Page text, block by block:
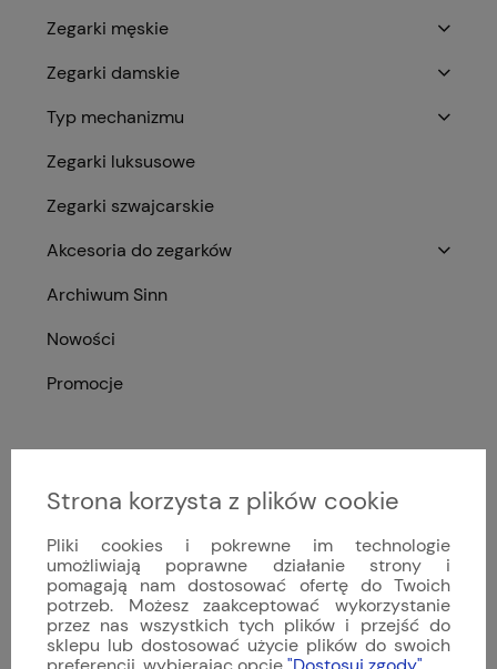
Zegarki męskie
Zegarki damskie
Typ mechanizmu
Zegarki luksusowe
Zegarki szwajcarskie
Akcesoria do zegarków
Archiwum Sinn
Nowości
Promocje
4.9
Opinie, z których została wyliczona średnia,
są wystawione przez zweryfikowanych
klientów, którzy dokonali zakupu w sklepie.
5
4
3
Strona korzysta z plików cookie
Pliki cookies i pokrewne im technologie
umożliwiają poprawne działanie strony i
pomagają nam dostosować ofertę do Twoich
potrzeb. Możesz zaakceptować wykorzystanie
przez nas wszystkich tych plików i przejść do
sklepu lub dostosować użycie plików do swoich